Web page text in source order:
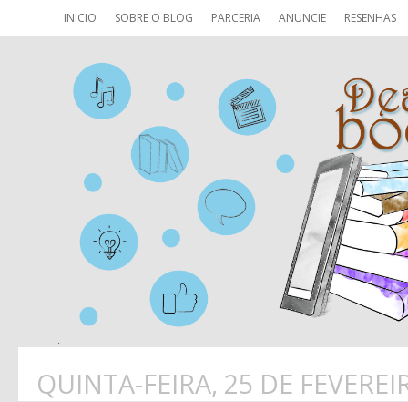
INICIO SOBRE O BLOG PARCERIA ANUNCIE RESENHAS
QUINTA-FEIRA, 25 DE